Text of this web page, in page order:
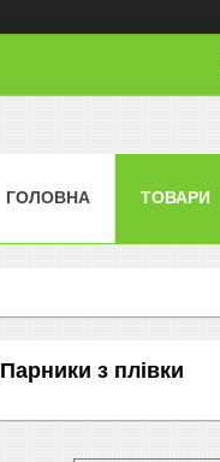
ГОЛОВНА ТОВАРИ
Парники з плівки